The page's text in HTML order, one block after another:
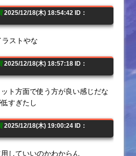
2025/12/18(木) 18:54:42 ID：
ストやな
2025/12/18(木) 18:57:18 ID：
ト方面で使う方が良い感じだな
すぎたし
2025/12/18(木) 19:00:24 ID：
していいのかわからん